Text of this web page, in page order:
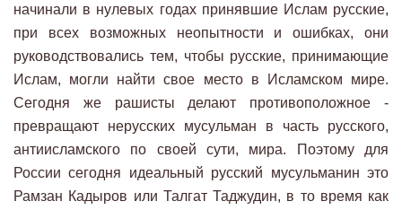
начинали в нулевых годах принявшие Ислам русские,
при всех возможных неопытности и ошибках, они
руководствовались тем, чтобы русские, принимающие
Ислам, могли найти свое место в Исламском мире.
Сегодня же рашисты делают противоположное -
превращают нерусских мусульман в часть русского,
антиисламского по своей сути, мира. Поэтому для
России сегодня идеальный русский мусульманин это
Рамзан Кадыров или Талгат Таджудин, в то время как